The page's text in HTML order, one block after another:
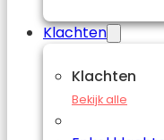
Klachten
Klachten
Bekijk alle